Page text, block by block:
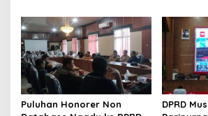
Perbatasan Muba-
Muratara
Benakat-
Puluhan Honorer Non
DPRD